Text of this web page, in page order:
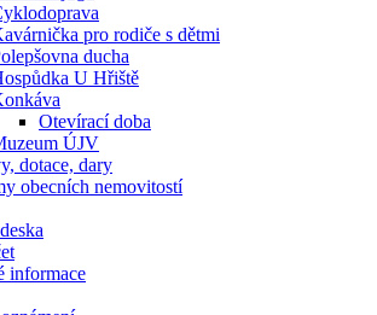
pro rodiče s dětmi
ducha
U Hřiště
Otevírací doba
ÚJV
dotace, dary
obecních nemovitostí
informace